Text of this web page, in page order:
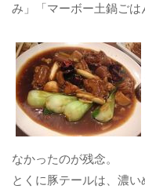
み」「マーボー土鍋ごは
なかったのが残念。
とくに豚テールは、濃